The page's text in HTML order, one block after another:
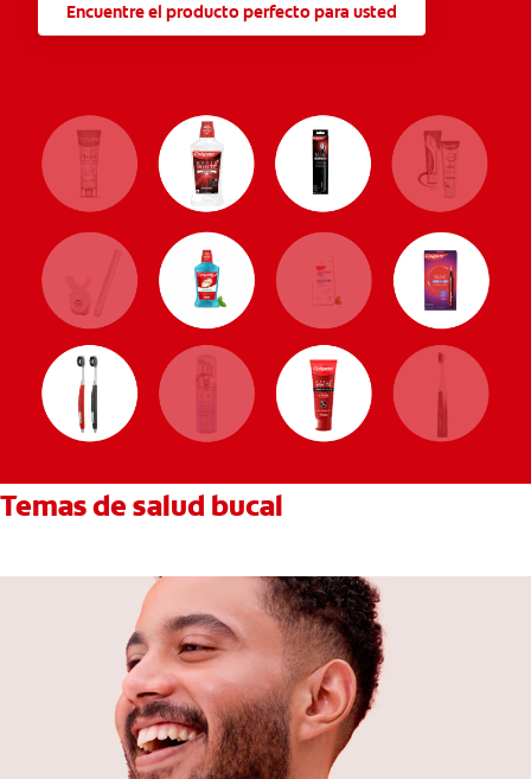
Encuentre el producto perfecto para usted
Temas de salud bucal